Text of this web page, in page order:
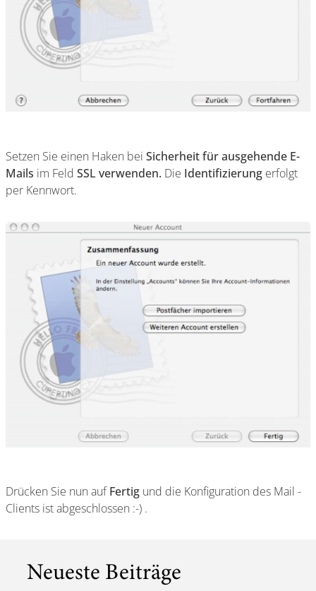
Setzen Sie einen Haken bei Sicherheit für ausgehende E-
Mails im Feld SSL verwenden. Die Identifizierung erfolgt
per Kennwort.
Drücken Sie nun aufFertig und die Konfiguration des Mail -
Clients ist abgeschlossen :-) .
Neueste Beiträge